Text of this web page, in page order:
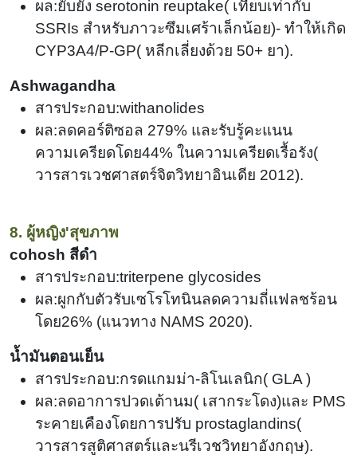
ผล:ยับยั้ง serotonin reuptake( เทียบเท่ากับ
SSRIs สำหรับภาวะซึมเศร้าเล็กน้อย)- ทำให้เกิด
CYP3A4/P-GP( หลีกเลี่ยงด้วย 50+ ยา).
Ashwagandha
สารประกอบ:withanolides
ผล:ลดคอร์ติซอล 279% และรับรู้คะแนน
ความเครียดโดย44% ในความเครียดเรื้อรัง(
วารสารเวชศาสตร์จิตวิทยาอินเดีย 2012).
8. ผู้หญิง'สุขภาพ
cohosh สีดำ
สารประกอบ:triterpene glycosides
ผล:ผูกกับตัวรับเซโรโทนินลดความถี่แฟลชร้อน
โดย26% (แนวทาง NAMS 2020).
น้ำมันตอนเย็น
สารประกอบ:กรดแกมม่า-ลิโนเลนิก( GLA )
ผล:ลดอาการปวดเต้านม( เสากระโดง)และ PMS
ระคายเคืองโดยการปรับ prostaglandins(
วารสารสูติศาสตร์และนรีเวชวิทยาอังกฤษ).